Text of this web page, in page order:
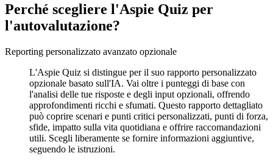
Perché scegliere l'Aspie Quiz per
l'autovalutazione?
Reporting personalizzato avanzato opzionale
L'Aspie Quiz si distingue per il suo rapporto personalizzato
opzionale basato sull'IA. Vai oltre i punteggi di base con
l'analisi delle tue risposte e degli input opzionali, offrendo
approfondimenti ricchi e sfumati. Questo rapporto dettagliato
può coprire scenari e punti critici personalizzati, punti di forza,
sfide, impatto sulla vita quotidiana e offrire raccomandazioni
utili. Scegli liberamente se fornire informazioni aggiuntive,
seguendo le istruzioni.